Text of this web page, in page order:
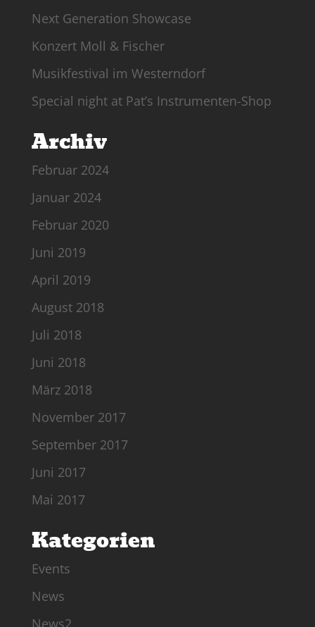
Next Generation Showcase
Konzert Moll & Fischer
Musikfestival im Westerndorf
Special night at Pat’s Instrumenten-Shop
Archiv
Februar 2024
Januar 2024
Februar 2020
Juni 2019
April 2019
August 2018
Juli 2018
Juni 2018
März 2018
November 2017
September 2017
Juni 2017
Mai 2017
Kategorien
Events
News
News2